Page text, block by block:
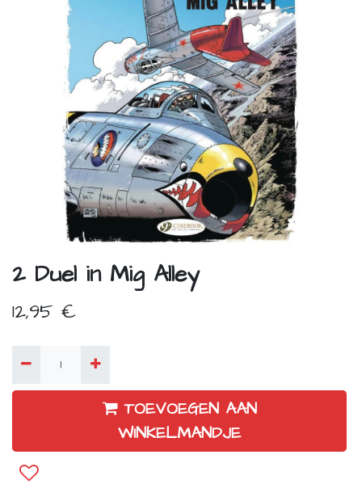
2 Duel in Mig Alley
12,95 €
TOEVOEGEN AAN
WINKELMANDJE